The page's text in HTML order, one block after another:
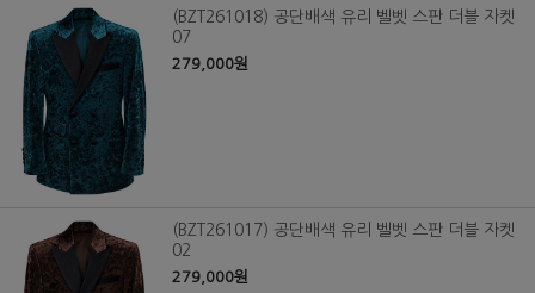
(BZT261018) 공단배색 유리 벨벳 스판 더블 자켓
07
279,000원
(BZT261017) 공단배색 유리 벨벳 스판 더블 자켓
02
279,000원